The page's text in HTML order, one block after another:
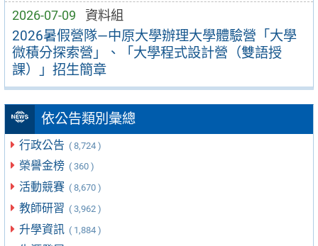
2026-07-09 資料組
2026暑假營隊—中原大學辦理大學體驗營「大學
微積分探索營」、「大學程式設計營（雙語授
課）」招生簡章
依公告類別彙總
行政公告 ( 8,724 )
榮譽金榜 ( 360 )
活動競賽 ( 8,670 )
教師研習 ( 3,962 )
升學資訊 ( 1,884 )